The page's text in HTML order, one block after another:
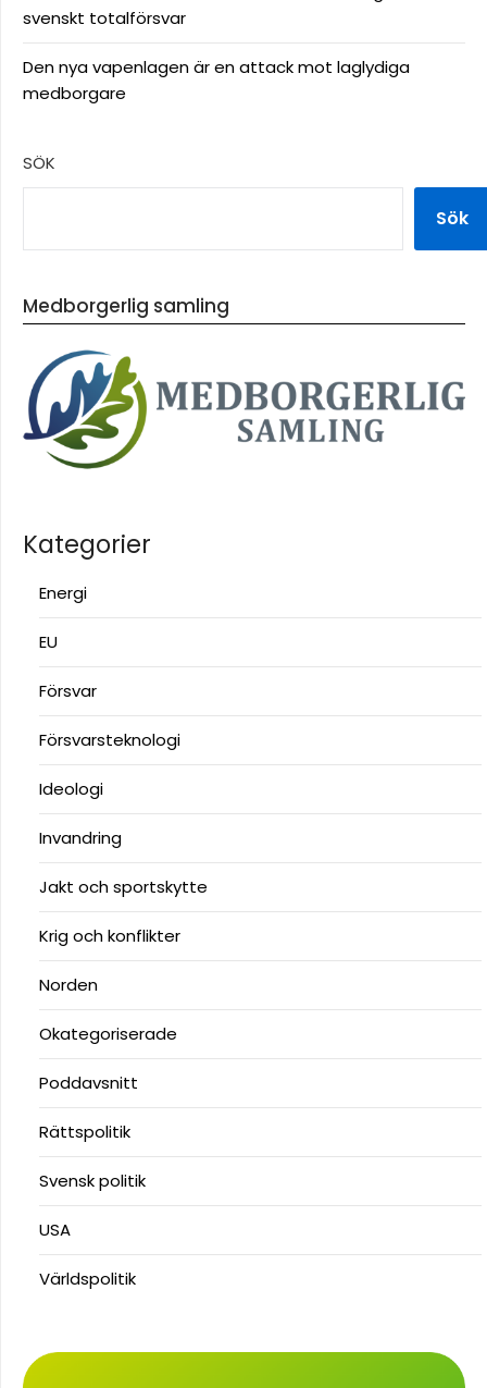
svenskt totalförsvar
Den nya vapenlagen är en attack mot laglydiga
medborgare
SÖK
Sök
Medborgerlig samling
Kategorier
Energi
EU
Försvar
Försvarsteknologi
Ideologi
Invandring
Jakt och sportskytte
Krig och konflikter
Norden
Okategoriserade
Poddavsnitt
Rättspolitik
Svensk politik
USA
Världspolitik